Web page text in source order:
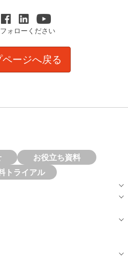
ォローください
ページへ戻る
お役立ち資料
トライアル